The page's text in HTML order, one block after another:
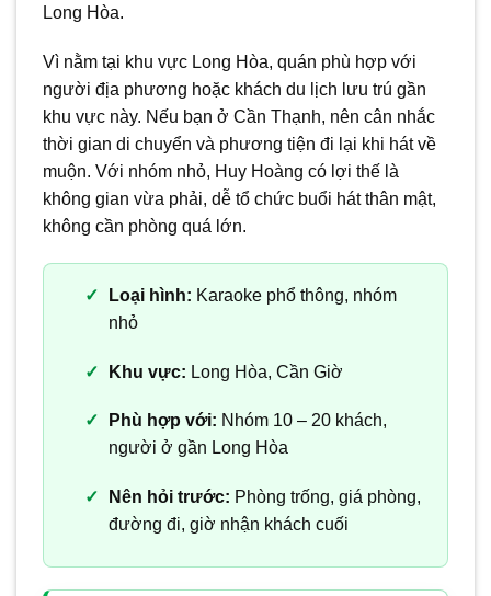
Long Hòa.
Vì nằm tại khu vực Long Hòa, quán phù hợp với
người địa phương hoặc khách du lịch lưu trú gần
khu vực này. Nếu bạn ở Cần Thạnh, nên cân nhắc
thời gian di chuyển và phương tiện đi lại khi hát về
muộn. Với nhóm nhỏ, Huy Hoàng có lợi thế là
không gian vừa phải, dễ tổ chức buổi hát thân mật,
không cần phòng quá lớn.
Loại hình: Karaoke phổ thông, nhóm
nhỏ
Khu vực: Long Hòa, Cần Giờ
Phù hợp với: Nhóm 10 – 20 khách,
người ở gần Long Hòa
Nên hỏi trước: Phòng trống, giá phòng,
đường đi, giờ nhận khách cuối